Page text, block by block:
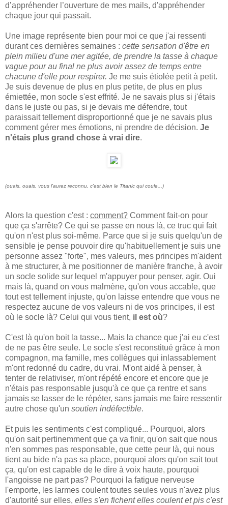
d’appréhender l’ouverture de mes mails, d'appréhender
chaque jour qui passait.
Une image représente bien pour moi ce que j'ai ressenti
durant ces dernières semaines : cette sensation d'être en
plein milieu d'une mer agitée, de prendre la tasse à chaque
vague pour au final ne plus avoir assez de temps entre
chacune d'elle pour respirer. Je me suis étiolée petit à petit.
Je suis devenue de plus en plus petite, de plus en plus
émiettée, mon socle s'est effrité. Je ne savais plus si j'étais
dans le juste ou pas, si je devais me défendre, tout
paraissait tellement disproportionné que je ne savais plus
comment gérer mes émotions, ni prendre de décision. Je
n'étais plus grand chose à vrai dire.
(ouais, ouais, vous l'aurez reconnu, c'est bien le Titanic qui coule...)
Alors la question c'est : comment? Comment fait-on pour
que ça s'arrête? Ce qui se passe en nous là, ce truc qui fait
qu'on n'est plus soi-même. Parce que si je suis quelqu'un de
sensible je pense pouvoir dire qu'habituellement je suis une
personne assez "forte", mes valeurs, mes principes m'aident
à me structurer, à me positionner de manière franche, à avoir
un socle solide sur lequel m'appuyer pour penser, agir. Oui
mais là, quand on vous malmène, qu'on vous accable, que
tout est tellement injuste, qu'on laisse entendre que vous ne
respectez aucune de vos valeurs ni de vos principes, il est
où le socle là? Celui qui vous tient, il est où?
C'est là qu'on boit la tasse... Mais la chance que j'ai eu c'est
de ne pas être seule. Le socle s'est reconstitué grâce à mon
compagnon, ma famille, mes collègues qui inlassablement
m'ont redonné du cadre, du vrai. M'ont aidé à penser, à
tenter de relativiser, m'ont répété encore et encore que je
n'étais pas responsable jusqu'à ce que ça rentre et sans
jamais se lasser de le répéter, sans jamais me faire ressentir
autre chose qu'un soutien indéfectible.
Et puis les sentiments c'est compliqué... Pourquoi, alors
qu'on sait pertinemment que ça va finir, qu'on sait que nous
n'en sommes pas responsable, que cette peur là, qui nous
tient au bide n'a pas sa place, pourquoi alors qu'on sait tout
ça, qu'on est capable de le dire à voix haute, pourquoi
l'angoisse ne part pas? Pourquoi la fatigue nerveuse
l'emporte, les larmes coulent toutes seules vous n'avez plus
d'autorité sur elles, elles s'en fichent elles coulent et pis c'est